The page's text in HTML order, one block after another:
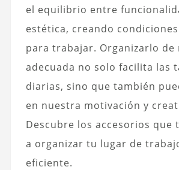
el equilibrio entre
estética, creando
para trabajar. Organizarlo de
adecuada no solo facilita las
diarias, sino que también
en nuestra motivación y
Descubre los accesorios que
a organizar tu lugar de
eficiente.